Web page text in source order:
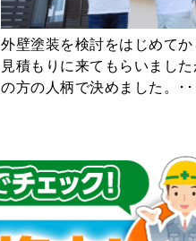
外壁塗装を検討をはじめて
見積もりに来てもらいまし
の方の人柄で決めました。･